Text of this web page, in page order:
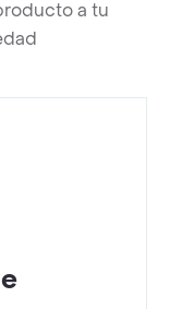
a tu